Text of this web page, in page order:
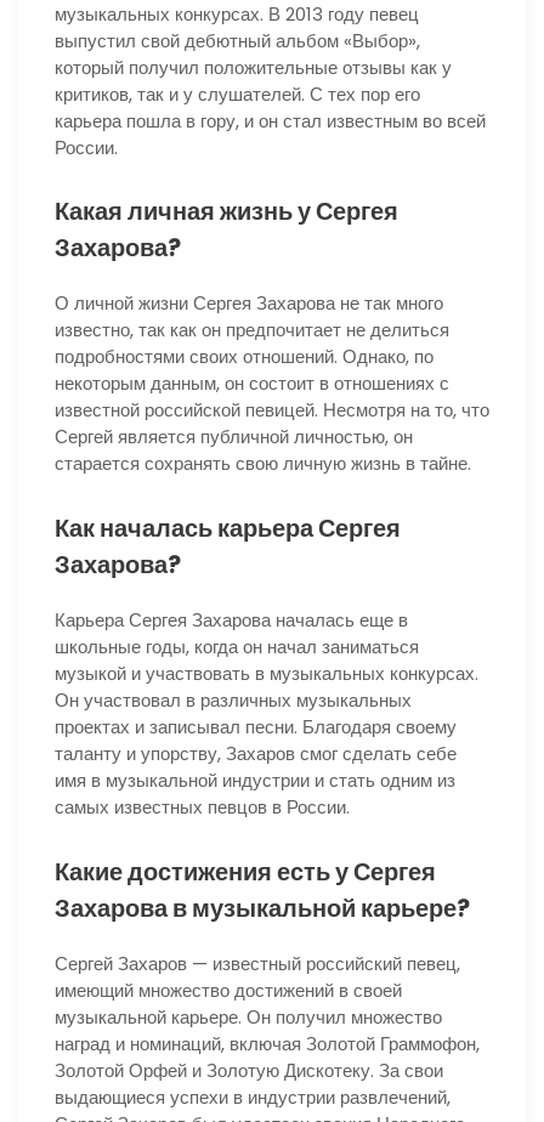
музыкальных конкурсах. В 2013 году певец
выпустил свой дебютный альбом «Выбор»,
который получил положительные отзывы как у
критиков, так и у слушателей. С тех пор его
карьера пошла в гору, и он стал известным во всей
России.
Какая личная жизнь у Сергея
Захарова?
О личной жизни Сергея Захарова не так много
известно, так как он предпочитает не делиться
подробностями своих отношений. Однако, по
некоторым данным, он состоит в отношениях с
известной российской певицей. Несмотря на то, что
Сергей является публичной личностью, он
старается сохранять свою личную жизнь в тайне.
Как началась карьера Сергея
Захарова?
Карьера Сергея Захарова началась еще в
школьные годы, когда он начал заниматься
музыкой и участвовать в музыкальных конкурсах.
Он участвовал в различных музыкальных
проектах и записывал песни. Благодаря своему
таланту и упорству, Захаров смог сделать себе
имя в музыкальной индустрии и стать одним из
самых известных певцов в России.
Какие достижения есть у Сергея
Захарова в музыкальной карьере?
Сергей Захаров — известный российский певец,
имеющий множество достижений в своей
музыкальной карьере. Он получил множество
наград и номинаций, включая Золотой Граммофон,
Золотой Орфей и Золотую Дискотеку. За свои
выдающиеся успехи в индустрии развлечений,